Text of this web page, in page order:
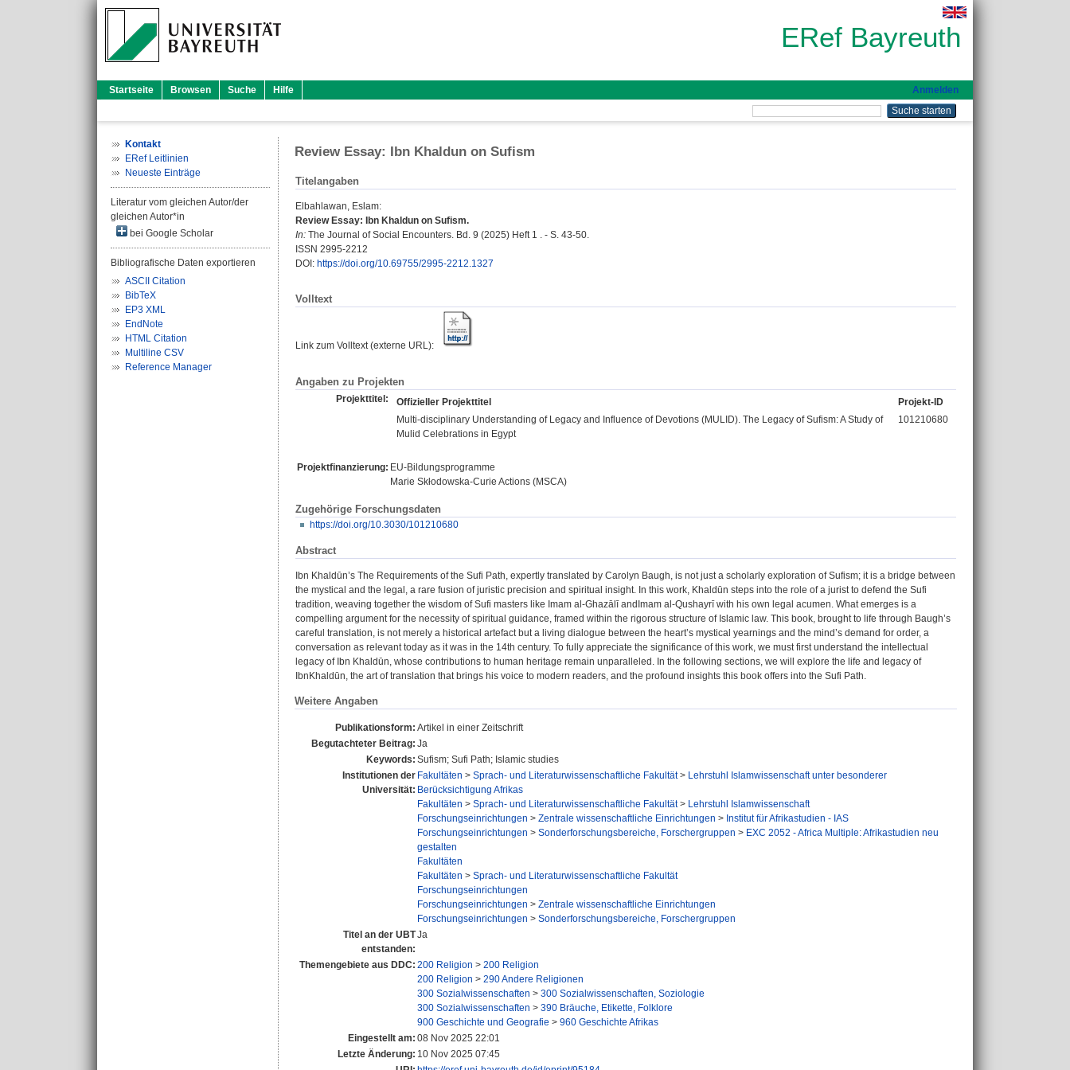
ERef Bayreuth
Startseite Browsen Suche Hilfe Anmelden
Kontakt
ERef Leitlinien
Neueste Einträge
Literatur vom gleichen Autor/der
gleichen Autor*in
bei Google Scholar
Bibliografische Daten exportieren
ASCII Citation
BibTeX
EP3 XML
EndNote
HTML Citation
Multiline CSV
Reference Manager
Review Essay: Ibn Khaldun on Sufism
Titelangaben
Elbahlawan, Eslam:
Review Essay: Ibn Khaldun on Sufism.
In: The Journal of Social Encounters. Bd. 9 (2025) Heft 1 . - S. 43-50.
ISSN 2995-2212
DOI: https://doi.org/10.69755/2995-2212.1327
Volltext
Link zum Volltext (externe URL):
Angaben zu Projekten
Projekttitel: Offizieller Projekttitel
Projekt-ID
Multi-disciplinary Understanding of Legacy and Influence of Devotions (MULID). The Legacy of Sufism: A Study of
Mulid Celebrations in Egypt
101210680
Projektfinanzierung: EU-Bildungsprogramme
Marie Skłodowska-Curie Actions (MSCA)
Zugehörige Forschungsdaten
https://doi.org/10.3030/101210680
Abstract
Ibn Khaldūn’s The Requirements of the Sufi Path, expertly translated by Carolyn Baugh, is not just a scholarly exploration of Sufism; it is a bridge between
the mystical and the legal, a rare fusion of juristic precision and spiritual insight. In this work, Khaldūn steps into the role of a jurist to defend the Sufi
tradition, weaving together the wisdom of Sufi masters like Imam al-Ghazālī andImam al-Qushayrī with his own legal acumen. What emerges is a
compelling argument for the necessity of spiritual guidance, framed within the rigorous structure of Islamic law. This book, brought to life through Baugh’s
careful translation, is not merely a historical artefact but a living dialogue between the heart’s mystical yearnings and the mind’s demand for order, a
conversation as relevant today as it was in the 14th century. To fully appreciate the significance of this work, we must first understand the intellectual
legacy of Ibn Khaldūn, whose contributions to human heritage remain unparalleled. In the following sections, we will explore the life and legacy of
IbnKhaldūn, the art of translation that brings his voice to modern readers, and the profound insights this book offers into the Sufi Path.
Weitere Angaben
Publikationsform: Artikel in einer Zeitschrift
Begutachteter Beitrag: Ja
Keywords: Sufism; Sufi Path; Islamic studies
Institutionen der
Universität:
Fakultäten > Sprach- und Literaturwissenschaftliche Fakultät> Lehrstuhl Islamwissenschaft unter besonderer
Berücksichtigung Afrikas
Fakultäten > Sprach- und Literaturwissenschaftliche Fakultät> Lehrstuhl Islamwissenschaft
Forschungseinrichtungen > Zentrale wissenschaftliche Einrichtungen > Institut für Afrikastudien - IAS
Forschungseinrichtungen > Sonderforschungsbereiche, Forschergruppen > EXC 2052 - Africa Multiple: Afrikastudien neu
gestalten
Fakultäten
Fakultäten > Sprach- und Literaturwissenschaftliche Fakultät
Forschungseinrichtungen
Forschungseinrichtungen > Zentrale wissenschaftliche Einrichtungen
Forschungseinrichtungen > Sonderforschungsbereiche, Forschergruppen
Titel an der UBT
entstanden:
Ja
Themengebiete aus DDC: 200 Religion > 200 Religion
200 Religion > 290 Andere Religionen
300 Sozialwissenschaften > 300 Sozialwissenschaften, Soziologie
300 Sozialwissenschaften > 390 Bräuche, Etikette, Folklore
900 Geschichte und Geografie > 960 Geschichte Afrikas
Eingestellt am: 08 Nov 2025 22:01
Letzte Änderung: 10 Nov 2025 07:45